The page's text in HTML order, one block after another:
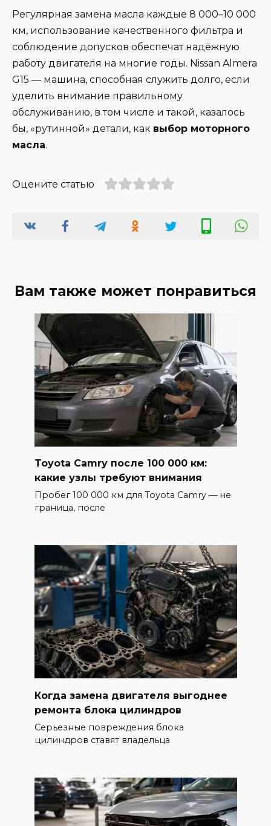
Регулярная замена масла каждые 8 000–10 000
км, использование качественного фильтра и
соблюдение допусков обеспечат надёжную
работу двигателя на многие годы. Nissan Almera
G15 — машина, способная служить долго, если
уделить внимание правильному
обслуживанию, в том числе и такой, казалось
бы, «рутинной» детали, как выбор моторного
масла.
Оцените статью
Вам также может понравиться
Toyota Camry после 100 000 км:
какие узлы требуют внимания
Пробег 100 000 км для Toyota Camry — не
граница, после
Когда замена двигателя выгоднее
ремонта блока цилиндров
Серьезные повреждения блока
цилиндров ставят владельца